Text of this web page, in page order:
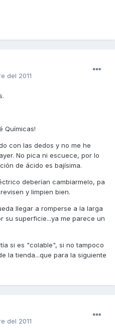
del 2011
Químicas!
con las dedos y no me he
No pica ni escuece, por lo
de ácido es bajísima.
deberían cambiarmelo, pa
y limpien bien.
llegar a romperse a la larga
su superficie...ya me parece un
si es "colable", si no tampoco
la tienda...que para la siguiente
del 2011